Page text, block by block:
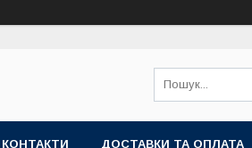
КОНТАКТИ ДОСТАВКИ ТА ОПЛАТА